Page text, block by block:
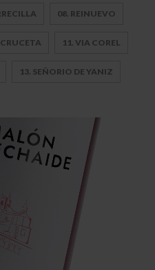
08. REINUEVO
11. VIA COREL
13. SEÑORIO DE YANIZ